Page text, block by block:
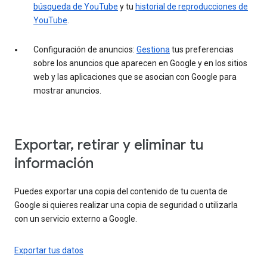
búsqueda de YouTube y tu historial de reproducciones de
YouTube
Configuración de anuncios: Gestiona tus preferencias
sobre los anuncios que aparecen en Google y en los sitios
web y las aplicaciones que se asocian con Google para
mostrar anuncios.
Exportar, retirar y eliminar tu
información
Puedes exportar una copia del contenido de tu cuenta de
Google si quieres realizar una copia de seguridad o utilizarla
con un servicio externo a Google.
Exportar tus datos